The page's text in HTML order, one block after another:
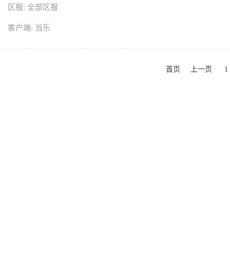
区服: 全部区服
客户端: 当乐
首页 上一页 1